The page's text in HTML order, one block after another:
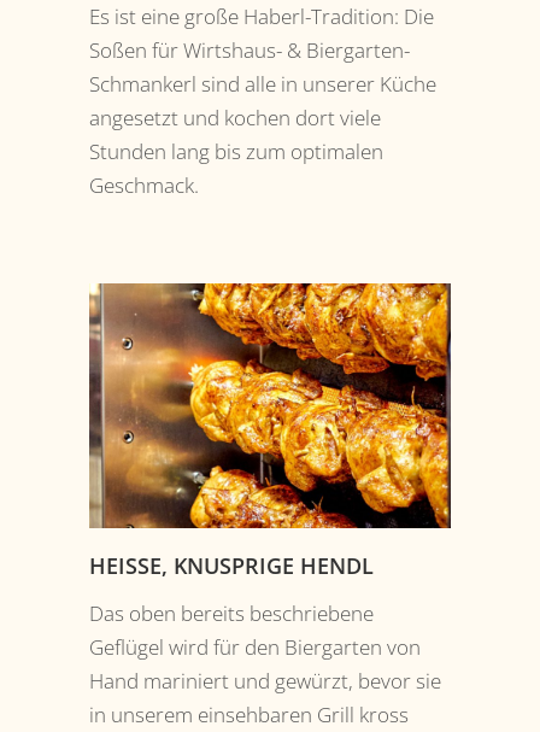
Es ist eine große Haberl-Tradition: Die
Soßen für Wirtshaus- & Biergarten-
Schmankerl sind alle in unserer Küche
angesetzt und kochen dort viele
Stunden lang bis zum optimalen
Geschmack.
HEISSE, KNUSPRIGE HENDL
Das oben bereits beschriebene
Geflügel wird für den Biergarten von
Hand mariniert und gewürzt, bevor sie
in unserem einsehbaren Grill kross